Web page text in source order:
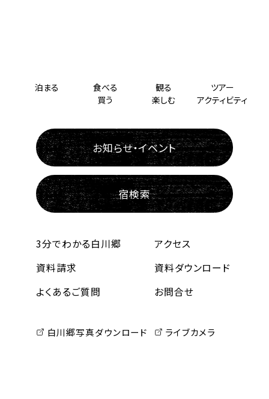
泊まる
食べる
買う
観る
楽しむ
ツアー
アクティビティ
お知らせ・イベント
宿検索
3分でわかる白川郷
アクセス
資料請求
資料ダウンロード
よくあるご質問
お問合せ
白川郷写真ダウンロード ライブカメラ